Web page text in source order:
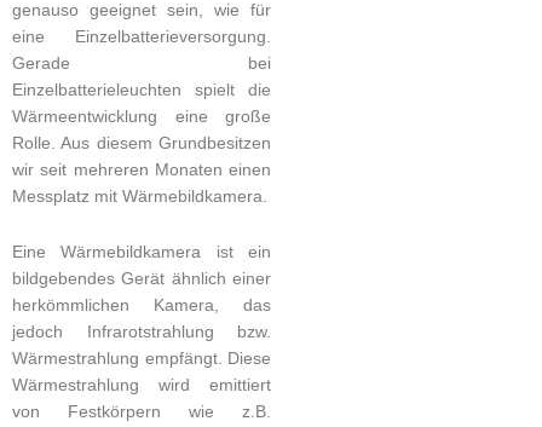
genauso geeignet sein, wie für
eine Einzelbatterieversorgung.
Gerade bei
Einzelbatterieleuchten spielt die
Wärmeentwicklung eine große
Rolle. Aus diesem Grundbesitzen
wir seit mehreren Monaten einen
Messplatz mit Wärmebildkamera.
Eine Wärmebildkamera ist ein
bildgebendes Gerät ähnlich einer
herkömmlichen Kamera, das
jedoch Infrarotstrahlung bzw.
Wärmestrahlung empfängt. Diese
Wärmestrahlung wird emittiert
von Festkörpern wie z.B.